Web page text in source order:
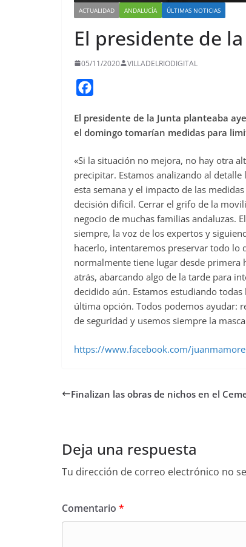
ACTUALIDAD ANDALUCÍA ÚLTIMAS NOTICIAS
El presidente de
05/11/2020 VILLADELRIODIGITAL
c
e
o
o
k
El presidente de la Junta planteaba
el domingo tomarían medidas para
«Si la situación no mejora, no hay otra
precipitar. Estamos analizando al
esta semana y el impacto de las
decisión difícil. Cerrar el grifo de la
negocio de muchas familias andaluzas.
siempre, la voz de los expertos y
hacerlo, intentaremos preservar todo lo
normalmente tiene lugar desde primera
atrás, abarcando algo de la tarde para
decidido aún. Estamos estudiando
última opción. Todos podemos ayudar:
de seguridad y usemos siempre la
https://www.facebook.com/
Finalizan las obras de nichos en el
Deja una respuesta
Tu dirección de correo electrónico no
Comentario *